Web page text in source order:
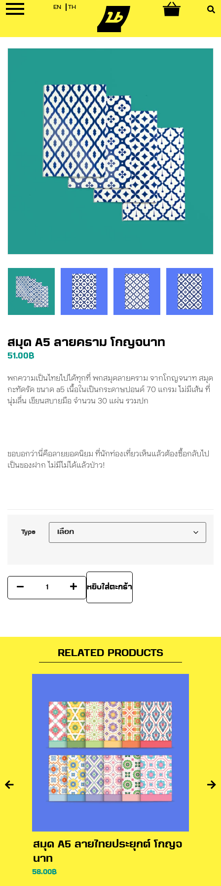
EN TH
สมุด A5 ลายคราม โกญจนาท
51.00฿
พกความเป็นไทยไปได้ทุกที่ พกสมุดลายคราม จากโกญจนาท สมุด
กะทัดรัด ขนาด a5 เนื้อในเป็นกระดาษปอนด์ 70 แกรม ไม่มีเส้น ที่
นุ่มลื่น เขียนสบายมือ จำนวน 30 แผ่น รวมปก
ขอบอกว่านี่คือลายยอดนิยม ที่นักท่องเที่ยวเห็นแล้วต้องซื้อกลับไป
เป็นของฝาก ไม่มีไม่ได้แล้วป่าว!
Type
หยิบใส่ตะกร้า
RELATED PRODUCTS
สมุด A5 ลายไทยประยุกต์ โกญจ
นาท
58.00฿